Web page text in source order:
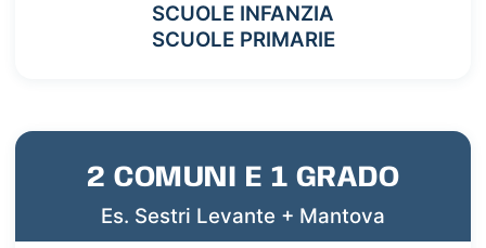
SCUOLE INFANZIA
SCUOLE PRIMARIE
2 COMUNI E 1 GRADO
Es. Sestri Levante + Mantova